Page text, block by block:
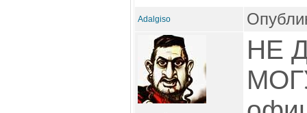
Adalgiso
НЕ